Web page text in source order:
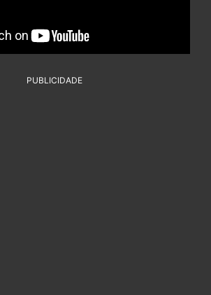
PUBLICIDADE